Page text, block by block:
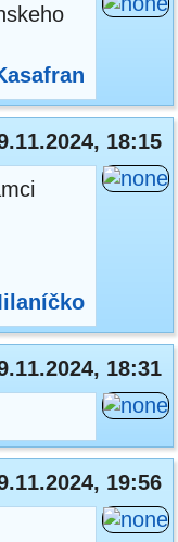
18:15
18:31
19:56